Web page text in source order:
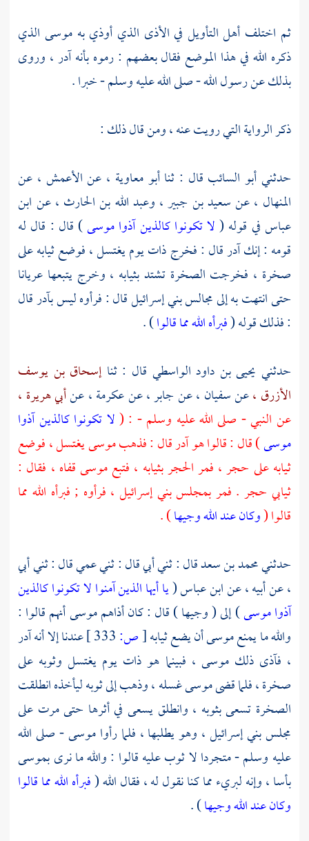
ثم اختلف أهل التأويل في الأذى الذي أوذي بهموسى الذي
ذكره الله في هذا الموضع فقال بعضهم : رموه بأنه آدر ، وروى
بذلك عن رسول الله - صلى الله عليه وسلم - خبرا .
ذكر الرواية التي رويت عنه ، ومن قال ذلك :
حدثنيأبو السائب قال : ثناأبو معاوية ، عنالأعمش ، عن
المنهال ،عنسعيد بن جبير ، وعبد الله بن الحارث ،عن ابن
عباسفي قوله (لا تكونوا كالذين آذوا موسى) قال : قال له
قومه : إنك آدر قال : فخرج ذات يوم يغتسل ، فوضع ثيابه على
صخرة ، فخرجت الصخرة تشتد بثيابه ، وخرج يتبعها عريانا
حتى انتهت به إلى مجالس بني إسرائيل قال : فرأوه ليس بآدر قال
: فذلك قوله (فبرأه الله مما قالوا) .
حدثني يحيى بن داود الواسطي قال : ثناإسحاق بن يوسف
الأزرق ،عنسفيان ،عنجابر ،عنعكرمة ،عنأبي هريرة ،
عن النبي - صلى الله عليه وسلم - : (لا تكونوا كالذين آذوا
موسى) قال : قالوا هو آدر قال : فذهبموسىيغتسل ، فوضع
ثيابه على حجر ، فمر الحجر بثيابه ، فتبعموسىقفاه ، فقال :
ثيابي حجر . فمر بمجلس بني إسرائيل ، فرأوه ; فبرأه الله مما
قالوا (وكان عند الله وجيها) .
حدثنيمحمد بن سعدقال : ثني أبي قال : ثني عمي قال : ثني أبي
، عن أبيه ، عنابن عباس(يا أيها الذين آمنوا لا تكونوا كالذين
آذوا موسى) إلى ( وجيها ) قال : كان أذاهمموسىأنهم قالوا :
والله ما يمنعموسىأن يضع ثيابه[ص:
عندنا إلا أنه آدر
، فآذى ذلكموسى ، فبينما هو ذات يوم يغتسل وثوبه على
صخرة ، فلما قضىموسىغسله ، وذهب إلى ثوبه ليأخذه انطلقت
الصخرة تسعى بثوبه ، وانطلق يسعى في أثرها حتى مرت على
مجلس بني إسرائيل ، وهو يطلبها ، فلما رأواموسى- صلى الله
عليه وسلم - متجردا لا ثوب عليه قالوا : والله ما نرىبموسى
بأسا ، وإنه لبريء مما كنا نقول له ، فقال الله (فبرأه الله مما قالوا
وكان عند الله وجيها) .